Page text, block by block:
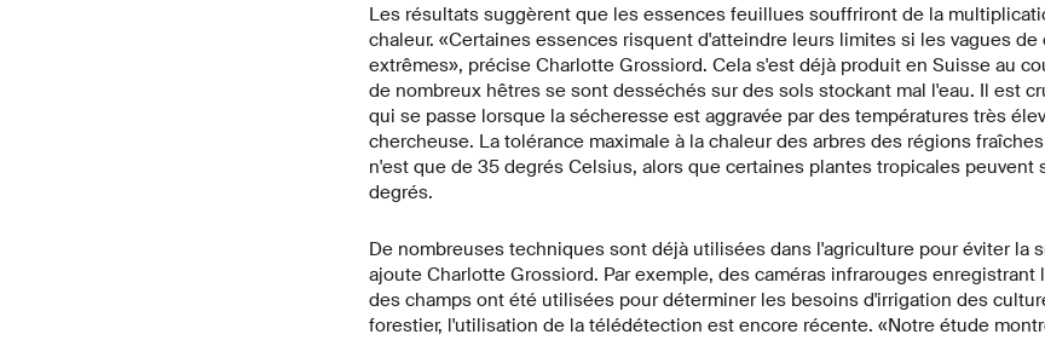
Les résultats suggèrent que les essences feuillues souffriront de la
chaleur. «Certaines essences risquent d'atteindre leurs limites si les vagues
extrêmes», précise Charlotte Grossiord. Cela s'est déjà produit en Suisse au
de nombreux hêtres se sont desséchés sur des sols stockant mal l'eau. Il est
qui se passe lorsque la sécheresse est aggravée par des températures très
chercheuse. La tolérance maximale à la chaleur des arbres des régions
n'est que de 35 degrés Celsius, alors que certaines plantes tropicales peuvent
degrés.
De nombreuses techniques sont déjà utilisées dans l'agriculture pour éviter la
ajoute Charlotte Grossiord. Par exemple, des caméras infrarouges enregistrant
des champs ont été utilisées pour déterminer les besoins d'irrigation des
forestier, l'utilisation de la télédétection est encore récente. «Notre étude